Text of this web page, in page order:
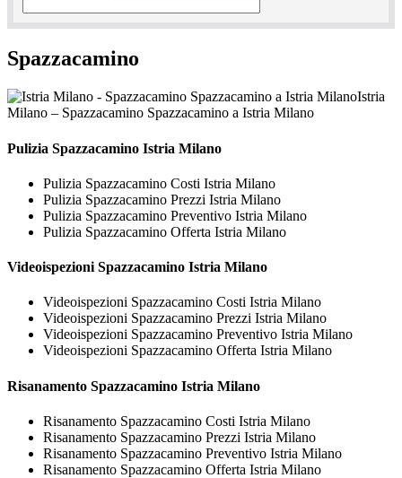
Spazzacamino
Istria
Milano – Spazzacamino Spazzacamino a Istria Milano
Pulizia Spazzacamino Istria Milano
Pulizia Spazzacamino Costi Istria Milano
Pulizia Spazzacamino Prezzi Istria Milano
Pulizia Spazzacamino Preventivo Istria Milano
Pulizia Spazzacamino Offerta Istria Milano
Videoispezioni Spazzacamino Istria Milano
Videoispezioni Spazzacamino Costi Istria Milano
Videoispezioni Spazzacamino Prezzi Istria Milano
Videoispezioni Spazzacamino Preventivo Istria Milano
Videoispezioni Spazzacamino Offerta Istria Milano
Risanamento Spazzacamino Istria Milano
Risanamento Spazzacamino Costi Istria Milano
Risanamento Spazzacamino Prezzi Istria Milano
Risanamento Spazzacamino Preventivo Istria Milano
Risanamento Spazzacamino Offerta Istria Milano